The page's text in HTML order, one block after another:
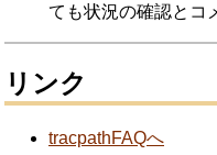
ても状況の確認とコ
リンク
tracpathFAQへ